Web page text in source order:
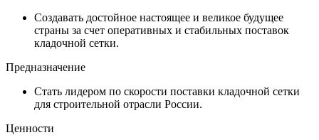
Создавать достойное настоящее и великое будущее
страны за счет оперативных и стабильных поставок
кладочной сетки.
Предназначение
Стать лидером по скорости поставки кладочной сетки
для строительной отрасли России.
Ценности